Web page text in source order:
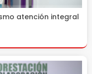
atención integral